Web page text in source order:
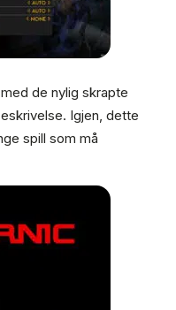
de nylig skrapte
Igjen, dette
spill som må